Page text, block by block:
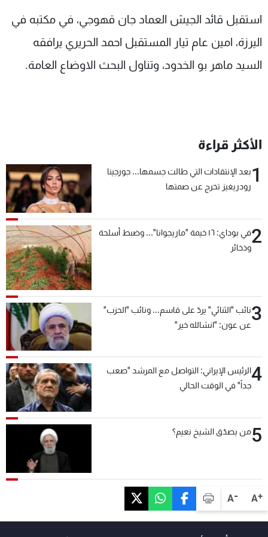
A+
A-
استقبل قائد الجيش العماد جان قهوجي، في مكتبه في
اليرزة، امين عام تيار المستقبل احمد الحريري يرافقه
السيد ماهر بو الخدود، وتناول البحث الاوضاع العامة.
الأكثر قراءة
1بعد الإنتقادات التي طالت جسمها... جورجينا
رودريغيز تخرج عن صمتها
2
في بوداي: ١٦ خيمة "ماريجوانا"... وضبط أسلحة
وذخائر
3نائب "الثنائي" يردّ على قاسم... ونائب "الحزب"
عن عون: "انشالله خير"
4الرئيس الإيراني: التواصل مع المرشد "صعب
جداً" في الوقت الحالي
5من يصدّق الشيخ نعيم؟
شاهد البرامج
الترددات
عن MTV
وظائف